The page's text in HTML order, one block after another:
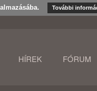
További
HÍREK FÓRUM